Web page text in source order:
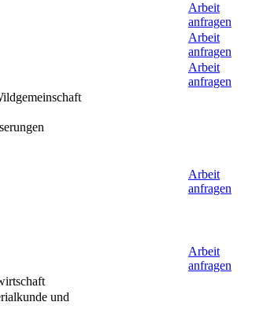
Arbeit
anfragen
Arbeit
anfragen
Arbeit
anfragen
Arbeit
anfragen
Arbeit
anfragen
und